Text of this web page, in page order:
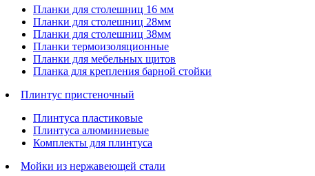
Планки для столешниц 16 мм
Планки для столешниц 28мм
Планки для столешниц 38мм
Планки термоизоляционные
Планки для мебельных щитов
Планка для крепления барной стойки
Плинтус пристеночный
Плинтуса пластиковые
Плинтуса алюминиевые
Комплекты для плинтуса
Мойки из нержавеющей стали